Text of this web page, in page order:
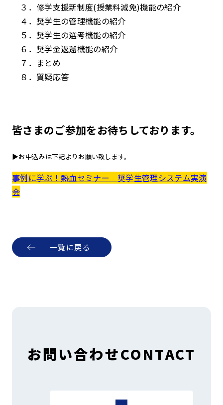
３．修学支援新制度(授業料減免)機能の紹介
４．奨学生の管理機能の紹介
５．奨学生の選考機能の紹介
６．奨学金返還機能の紹介
７．まとめ
８．質疑応答
皆さまのご参加をお待ちしております。
▶お申込みは下記よりお願い致します。
事例に学ぶ！熱血セミナー 奨学生管理システム実演
会
一覧に戻る
お問い合わせCONTACT